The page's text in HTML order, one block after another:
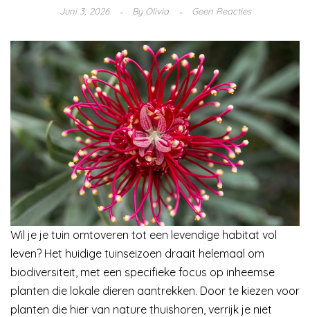
Juni 3, 2026 ByOlivia Geen Reacties
Wil je je tuin omtoveren tot een levendige habitat vol
leven? Het huidige tuinseizoen draait helemaal om
biodiversiteit, met een specifieke focus op inheemse
planten die lokale dieren aantrekken. Door te kiezen voor
planten die hier van nature thuishoren, verrijk je niet